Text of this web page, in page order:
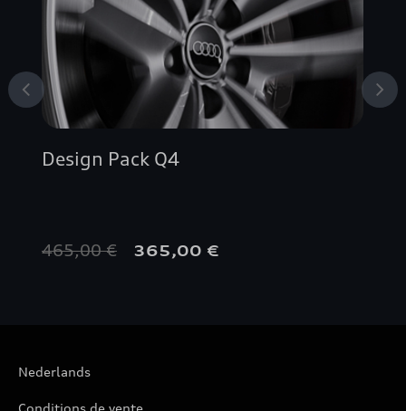
A4 AVANT
A4 BERLINE
A5 CABRIOLET
A6 BERLINE
Design Pack Q4
465,00 € 365,00 €
Nederlands
Conditions de vente